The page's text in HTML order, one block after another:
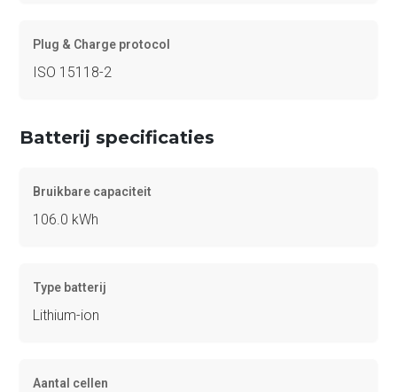
Plug & Charge protocol
ISO 15118-2
Batterij specificaties
Bruikbare capaciteit
106.0 kWh
Type batterij
Lithium-ion
Aantal cellen